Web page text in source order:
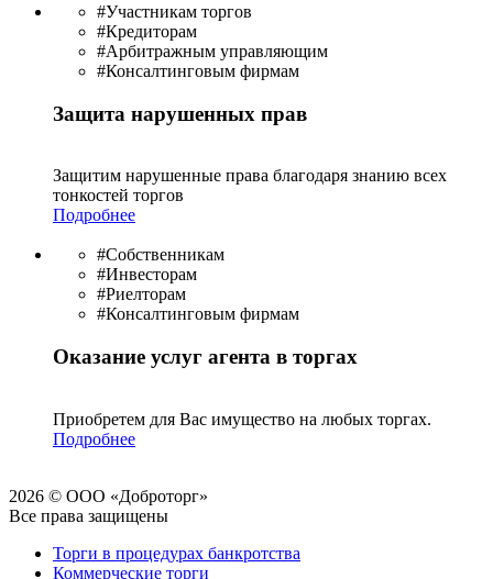
#Участникам торгов
#Кредиторам
#Арбитражным управляющим
#Консалтинговым фирмам
Защита нарушенных прав
Защитим нарушенные права благодаря знанию всех
тонкостей торгов
Подробнее
#Собственникам
#Инвесторам
#Риелторам
#Консалтинговым фирмам
Оказание услуг агента в торгах
Приобретем для Вас имущество на любых торгах.
Подробнее
2026 © ООО «Доброторг»
Все права защищены
Торги в процедурах банкротства
Коммерческие торги